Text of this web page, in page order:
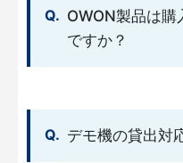
OWON製品は購
ですか？
デモ機の貸出対